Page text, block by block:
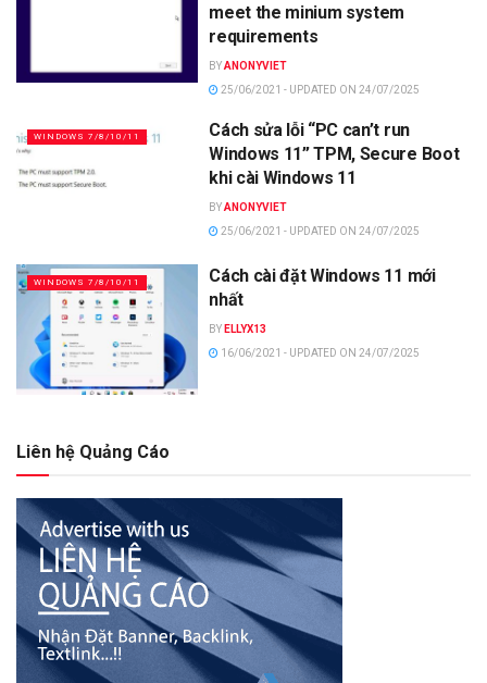
meet the minium system
requirements
BYANONYVIET
25/06/2021 - UPDATED ON 24/07/2025
WINDOWS 7/8/10/11
Cách sửa lỗi “PC can’t run
Windows 11” TPM, Secure Boot
khi cài Windows 11
BYANONYVIET
25/06/2021 - UPDATED ON 24/07/2025
WINDOWS 7/8/10/11
Cách cài đặt Windows 11 mới
nhất
BY ELLYX13
16/06/2021 - UPDATED ON 24/07/2025
Liên hệ Quảng Cáo